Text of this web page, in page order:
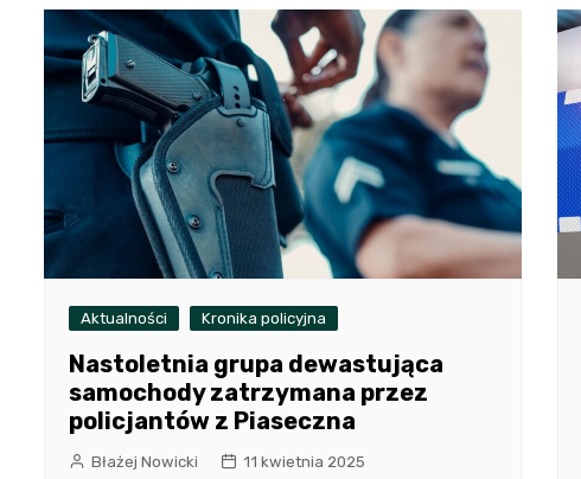
Aktualności Kronika policyjna
Nastoletnia grupa dewastująca
samochody zatrzymana przez
policjantów z Piaseczna
Błażej Nowicki 11 kwietnia 2025